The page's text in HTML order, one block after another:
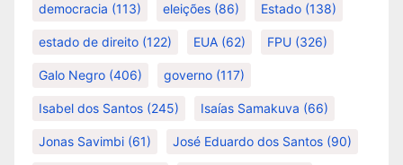
democracia (113) eleições (86) Estado (138)
estado de direito (122) EUA (62) FPU (326)
Galo Negro (406) governo (117)
Isabel dos Santos (245) Isaías Samakuva (66)
Jonas Savimbi (61) José Eduardo dos Santos (90)